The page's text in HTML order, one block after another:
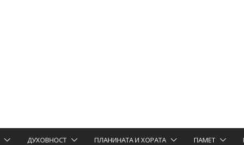
ДУХОВНОСТ ПЛАНИНАТА И ХОРАТА ПАМЕТ